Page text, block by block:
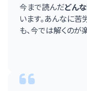
今まで読んだどん
います。あんなに苦
も、今では解くのが